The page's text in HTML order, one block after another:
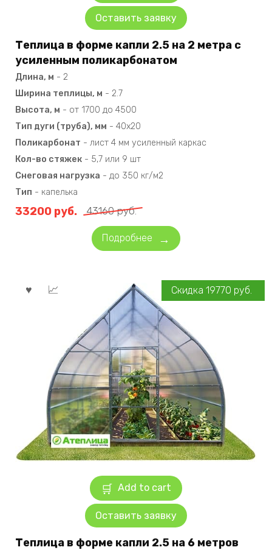
Оставить заявку
Теплица в форме капли 2.5 на 2 метра с
усиленным поликарбонатом
Длина, м - 2
Ширина теплицы, м - 2.7
Высота, м - от 1700 до 4500
Тип дуги (труба), мм - 40х20
Поликарбонат - лист 4 мм усиленный каркас
Кол-во стяжек - 5,7 или 9 шт
Снеговая нагрузка - до 350 кг/м2
Тип - капелька
43160руб.
33200 руб.
Подробнее
Add to cart
Оставить заявку
Скидка 19770 руб.
Теплица в форме капли 2.5 на 6 метров